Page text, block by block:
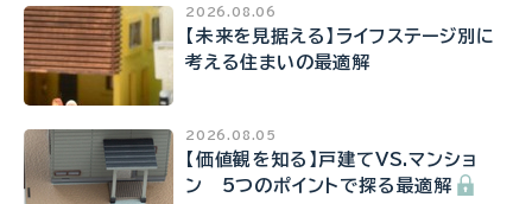
2026.08.06
【未来を見据える】ライフステージ別に
考える住まいの最適解
2026.08.05
【価値観を知る】戸建てVS.マンショ
ン 5つのポイントで探る最適解